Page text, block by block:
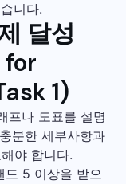
니다.
달성
for
1)
프나 도표를 설명
분한 세부사항과
야 합니다.
드 5 이상을 받으